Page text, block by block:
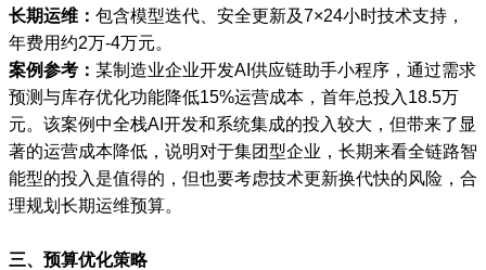
长期运维： 包含模型迭代、安全更新及7×24小时技术支持，
年费用约2万-4万元。
案例参考： 某制造业企业开发AI供应链助手小程序，通过需求
预测与库存优化功能降低15%运营成本，首年总投入18.5万
元。该案例中全栈AI开发和系统集成的投入较大，但带来了显
著的运营成本降低，说明对于集团型企业，长期来看全链路智
能型的投入是值得的，但也要考虑技术更新换代快的风险，合
理规划长期运维预算。
三、预算优化策略